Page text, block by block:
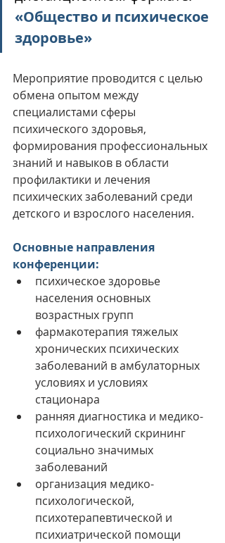
«Общество и психическое
здоровье»
Мероприятие проводится с целью
обмена опытом между
специалистами сферы
психического здоровья,
формирования профессиональных
знаний и навыков в области
профилактики и лечения
психических заболеваний среди
детского и взрослого населения.
Основные направления
конференции:
психическое здоровье
населения основных
возрастных групп
фармакотерапия тяжелых
хронических психических
заболеваний в амбулаторных
условиях и условиях
стационара
ранняя диагностика и медико-
психологический скрининг
социально значимых
заболеваний
организация медико-
психологической,
психотерапевтической и
психиатрической помощи